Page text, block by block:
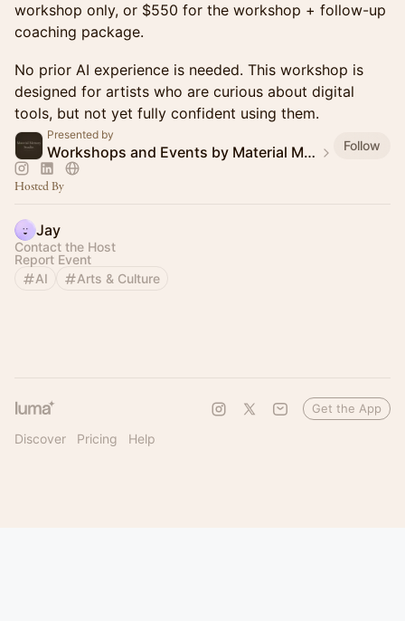
workshop only, or $550 for the workshop + follow-up
coaching package.
No prior AI experience is needed. This workshop is
designed for artists who are curious about digital
tools, but not yet fully confident using them.
Presented by
Workshops and Events by Material Memory Studio Follow
Hosted By
Jay
Contact the Host
Report Event
AI
Arts & Culture
Discover Pricing Help
Get the App